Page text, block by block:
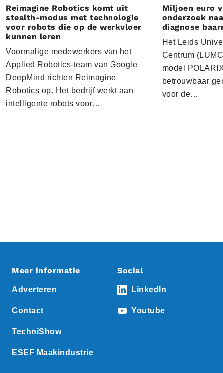
Reimagine Robotics komt uit
stealth-modus met technologie
voor robots die op de werkvloer
kunnen leren
Voormalige medewerkers van het
Applied Robotics-team van Google
DeepMind richten Reimagine
Robotics op. Het bedrijf werkt aan
intelligente robots voor…
Miljoen euro
onderzoek
diagnose
Het Leids
Centrum
model
betrouwbaar
voor de…
Meer informatie
Adverteren
Contact
TechniShow
ESEF Maakindustrie
Social
LinkedIn
Youtube